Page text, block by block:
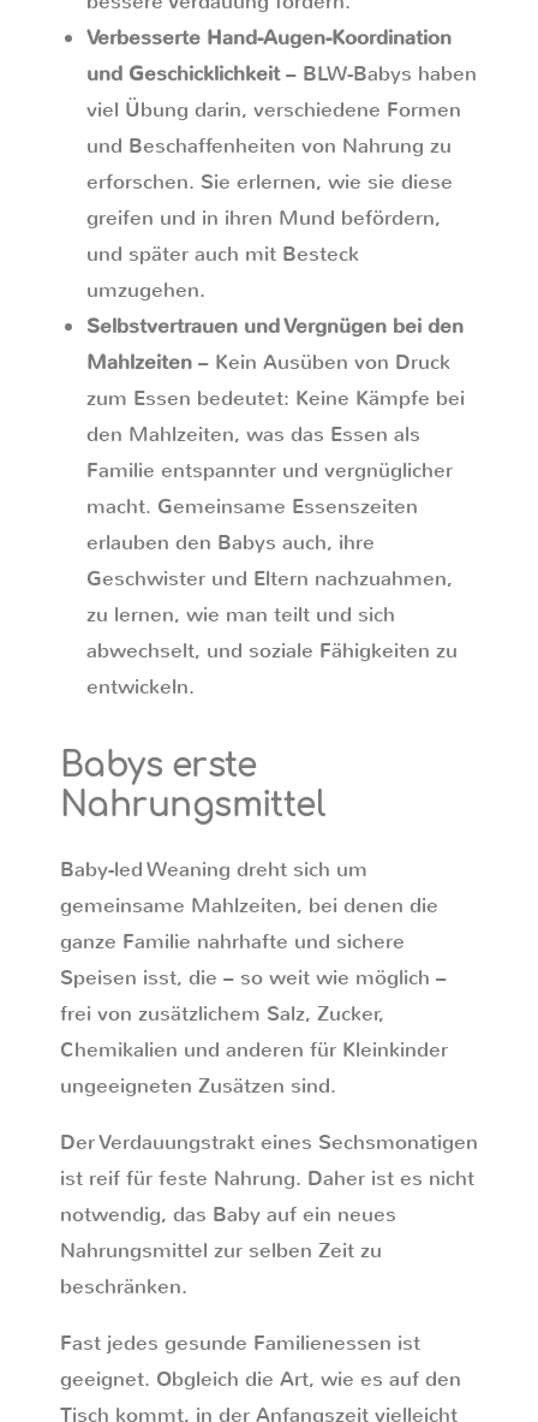
Verbesserte Hand-Augen-Koordination
und Geschicklichkeit– BLW-Babys haben
viel Übung darin, verschiedene Formen
und Beschaffenheiten von Nahrung zu
erforschen. Sie erlernen, wie sie diese
greifen und in ihren Mund befördern,
und später auch mit Besteck
umzugehen.
Selbstvertrauen und Vergnügen bei den
Mahlzeiten – Kein Ausüben von Druck
zum Essen bedeutet: Keine Kämpfe bei
den Mahlzeiten, was das Essen als
Familie entspannter und vergnüglicher
macht. Gemeinsame Essenszeiten
erlauben den Babys auch, ihre
Geschwister und Eltern nachzuahmen,
zu lernen, wie man teilt und sich
abwechselt, und soziale Fähigkeiten zu
entwickeln.
Babys erste
Nahrungsmittel
Baby-led Weaning dreht sich um
gemeinsame Mahlzeiten, bei denen die
ganze Familie nahrhafte und sichere
Speisen isst, die – so weit wie möglich –
frei von zusätzlichem Salz, Zucker,
Chemikalien und anderen für Kleinkinder
ungeeigneten Zusätzen sind.
Der Verdauungstrakt eines Sechsmonatigen
ist reif für feste Nahrung. Daher ist es nicht
notwendig, das Baby auf ein neues
Nahrungsmittel zur selben Zeit zu
beschränken.
Fast jedes gesunde Familienessen ist
geeignet. Obgleich die Art, wie es auf den
Tisch kommt, in der Anfangszeit vielleicht